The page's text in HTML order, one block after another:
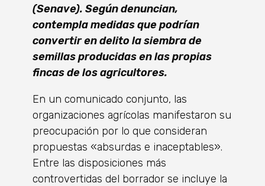
(Senave). Según denuncian,
contempla medidas que podrían
convertir en delito la siembra de
semillas producidas en las propias
fincas de los agricultores.
En un comunicado conjunto, las
organizaciones agrícolas manifestaron su
preocupación por lo que consideran
propuestas «absurdas e inaceptables».
Entre las disposiciones más
controvertidas del borrador se incluye la